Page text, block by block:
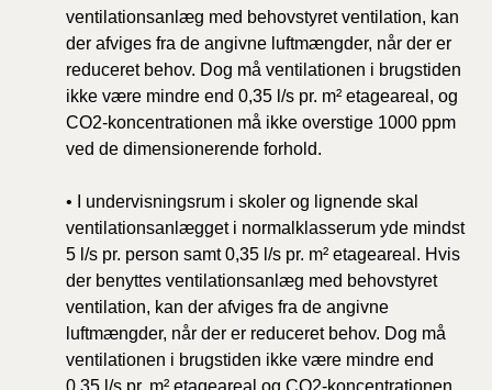
ventilationsanlæg med behovstyret ventilation, kan
der afviges fra de angivne luftmængder, når der er
reduceret behov. Dog må ventilationen i brugstiden
ikke være mindre end 0,35 l/s pr. m² etageareal, og
CO2-koncentrationen må ikke overstige 1000 ppm
ved de dimensionerende forhold.
• I undervisningsrum i skoler og lignende skal
ventilationsanlægget i normalklasserum yde mindst
5 l/s pr. person samt 0,35 l/s pr. m² etageareal. Hvis
der benyttes ventilationsanlæg med behovstyret
ventilation, kan der afviges fra de angivne
luftmængder, når der er reduceret behov. Dog må
ventilationen i brugstiden ikke være mindre end
0,35 l/s pr. m² etageareal og CO2-koncentrationen